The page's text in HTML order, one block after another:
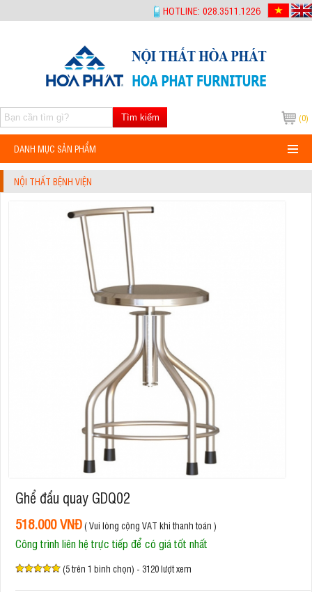
HOTLINE: 028.3511.1226
(0)
Tìm kiếm
DANH MỤC SẢN PHẨM
NỘI THẤT BỆNH VIỆN
Ghể đẩu quay GDQ02
518.000 VNĐ( Vui lòng cộng VAT khi thanh toán )
Công trình liên hệ trực tiếp để có giá tốt nhất
(5 trên 1 bình chọn) - 3120 lượt xem